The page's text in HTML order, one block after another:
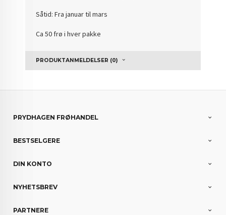
Såtid: Fra januar til mars
Ca 50 frø i hver pakke
PRODUKTANMELDELSER (0)
PRYDHAGEN FRØHANDEL
BESTSELGERE
DIN KONTO
NYHETSBREV
PARTNERE